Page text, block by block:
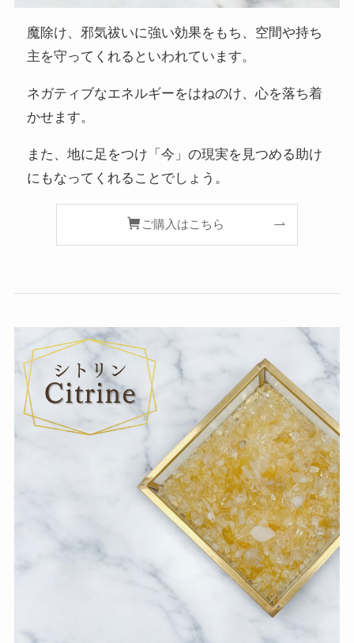
魔除け、邪気祓いに強い効果をもち、空間や持ち
主を守ってくれるといわれています。
ネガティブなエネルギーをはねのけ、心を落ち着
かせます。
また、地に足をつけ「今」の現実を見つめる助け
にもなってくれることでしょう。
ご購入はこちら